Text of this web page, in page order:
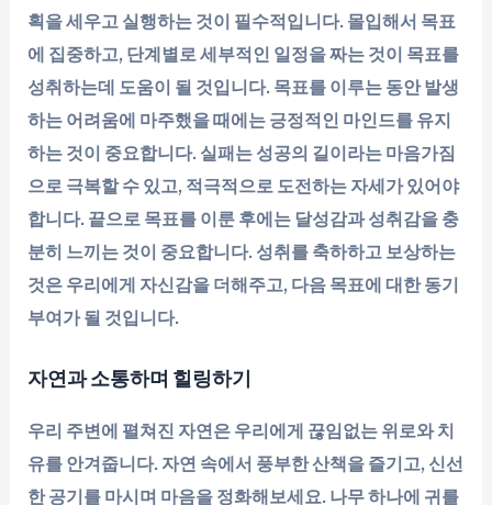
획을 세우고 실행하는 것이 필수적입니다. 몰입해서 목표
에 집중하고, 단계별로 세부적인 일정을 짜는 것이 목표를
성취하는데 도움이 될 것입니다. 목표를 이루는 동안 발생
하는 어려움에 마주했을 때에는 긍정적인 마인드를 유지
하는 것이 중요합니다. 실패는 성공의 길이라는 마음가짐
으로 극복할 수 있고, 적극적으로 도전하는 자세가 있어야
합니다. 끝으로 목표를 이룬 후에는 달성감과 성취감을 충
분히 느끼는 것이 중요합니다. 성취를 축하하고 보상하는
것은 우리에게 자신감을 더해주고, 다음 목표에 대한 동기
부여가 될 것입니다.
자연과 소통하며 힐링하기
우리 주변에 펼쳐진 자연은 우리에게 끊임없는 위로와 치
유를 안겨줍니다. 자연 속에서 풍부한 산책을 즐기고, 신선
한 공기를 마시며 마음을 정화해보세요. 나무 하나에 귀를